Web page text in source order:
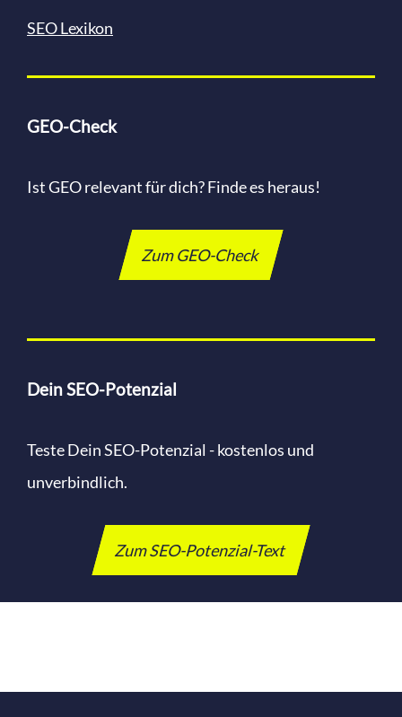
SEO Lexikon
GEO-Check
Ist GEO relevant für dich? Finde es heraus!
Zum GEO-Check
Dein SEO-Potenzial
Teste Dein SEO-Potenzial - kostenlos und
unverbindlich.
Zum SEO-Potenzial-Text